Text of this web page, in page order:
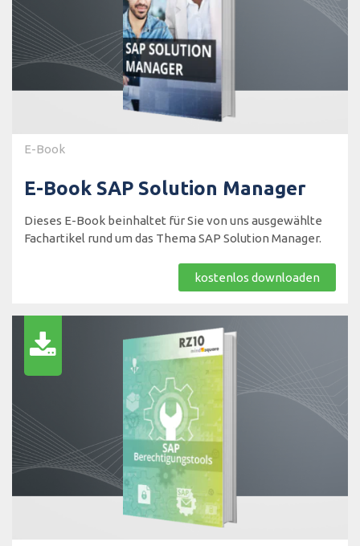
E-Book
E-Book SAP Solution Manager
Dieses E-Book beinhaltet für Sie von uns ausgewählte
Fachartikel rund um das Thema SAP Solution Manager.
kostenlos downloaden